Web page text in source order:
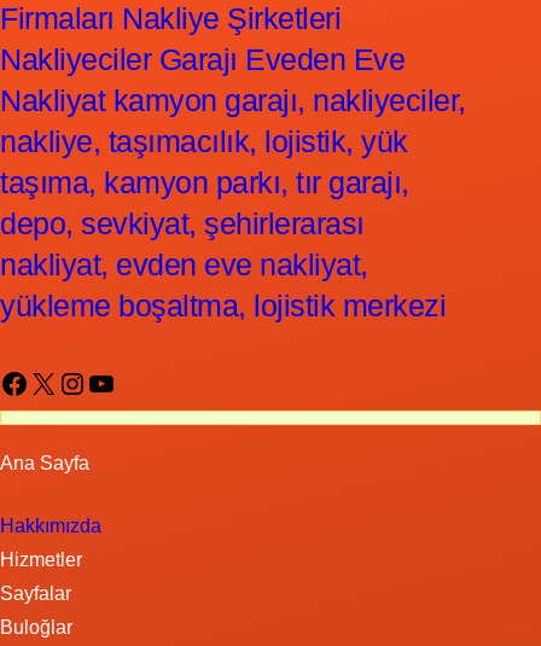
Firmaları Nakliye Şirketleri
Nakliyeciler Garajı Eveden Eve
Nakliyat kamyon garajı, nakliyeciler,
nakliye, taşımacılık, lojistik, yük
taşıma, kamyon parkı, tır garajı,
depo, sevkiyat, şehirlerarası
nakliyat, evden eve nakliyat,
yükleme boşaltma, lojistik merkezi
Facebook X Instagram YouTube
Ana Sayfa
Hakkımızda
Hizmetler
Sayfalar
Buloğlar